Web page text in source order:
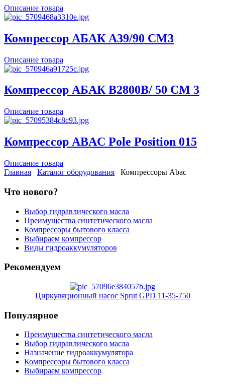
Описание товара
Компрессор АБАК A39/90 CM3
Описание товара
Компрессор АБАК B2800B/ 50 CM 3
Описание товара
Компрессор ABAC Pole Position 015
Описание товара
Главная
Каталог оборудования Компрессоры Abac
Что нового?
Выбор гидравлического масла
Преимущества синтетического масла
Компрессоры бытового класса
Выбираем компрессор
Виды гидроаккумуляторов
Рекомендуем
Циркуляционный насос Sprut GPD 11-35-750
Популярное
Преимущества синтетического масла
Выбор гидравлического масла
Назначение гидроаккумулятора
Компрессоры бытового класса
Выбираем компрессор